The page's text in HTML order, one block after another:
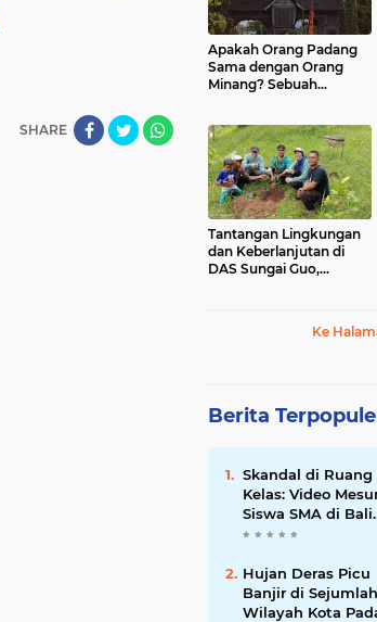
SHARE
Apakah Orang Padang
Sama dengan Orang
Minang? Sebuah
Tantangan Lingkungan
dan Keberlanjutan di
DAS Sungai Guo,
Ke
Berita
Skandal di Ruang
Kelas: Video
Siswa SMA di Bali
Viral, Hukuman
Mengikuti
Hujan Deras Picu
Banjir di Sejumlah
Wilayah Kota